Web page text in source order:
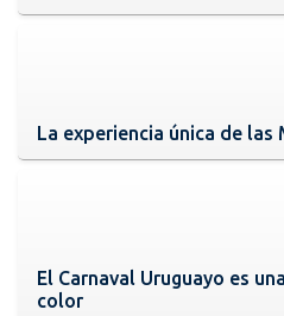
La experiencia única de las
El Carnaval Uruguayo es
color